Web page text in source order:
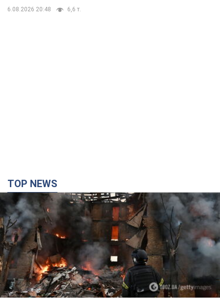
6.08.2026 20:48 6,6 т.
TOP NEWS